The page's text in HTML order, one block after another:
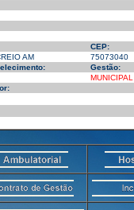
CEP:
AM
75073040
Gestão:
MUNICIPAL